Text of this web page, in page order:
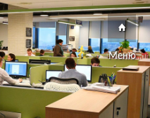
Меню